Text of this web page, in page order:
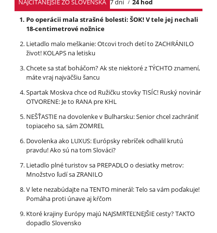
NAJČÍTANEJŠIE ZO SLOVENSKA 7 dní
24 hod
Po operácii mala strašné bolesti: ŠOK! V tele jej nechali
18-centimetrové nožnice
Lietadlo malo meškanie: Otcovi troch detí to ZACHRÁNILO
život! KOLAPS na letisku
Chcete sa stať boháčom? Ak ste niektoré z TÝCHTO znamení,
máte vraj najväčšiu šancu
Spartak Moskva chce od Ružičku stovky TISÍC! Ruský novinár
OTVORENE: Je to RANA pre KHL
NEŠŤASTIE na dovolenke v Bulharsku: Senior chcel zachrániť
topiaceho sa, sám ZOMREL
Dovolenka ako LUXUS: Európsky rebríček odhalil krutú
pravdu! Ako sú na tom Slováci?
Lietadlo plné turistov sa PREPADLO o desiatky metrov:
Množstvo ľudí sa ZRANILO
V lete nezabúdajte na TENTO minerál: Telo sa vám poďakuje!
Pomáha proti únave aj kŕčom
Ktoré krajiny Európy majú NAJSMRTEĽNEJŠIE cesty? TAKTO
dopadlo Slovensko